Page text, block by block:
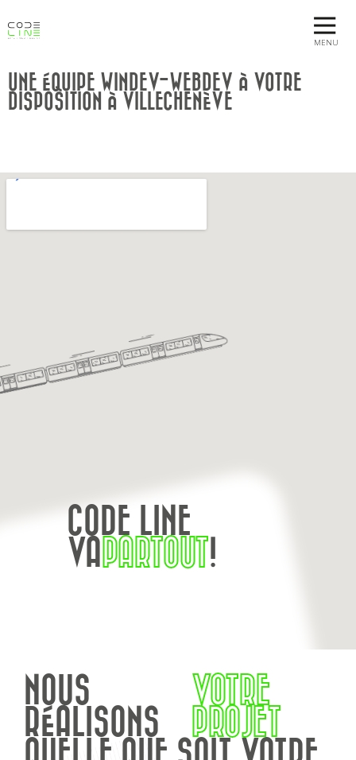
MENU
UNE ÉQUIPE WINDEV-WEBDEV À VOTRE
DISPOSITION À VILLECHENÈVE
CODE LINE
VAPARTOUT!
NOUS
RÉALISONS
VOTRE
PROJET
QUELLE QUE SOIT VOTRE